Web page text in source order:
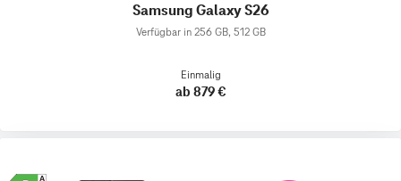
Samsung Galaxy S26
Verfügbar in 256 GB, 512 GB
Einmalig
ab 879 €